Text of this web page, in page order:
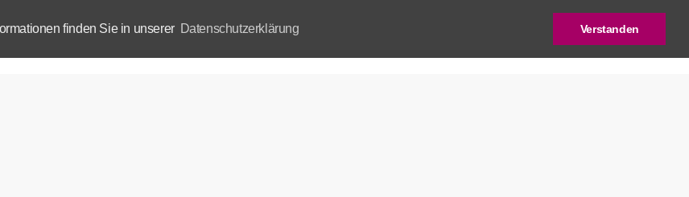
finden Sie in unserer Datenschutzerklärung Verstanden
Aktuelles Akademie Deutscher Städtebaupreis